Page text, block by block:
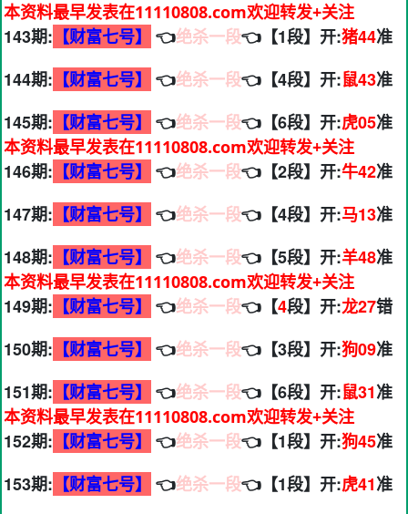
本资料最早发表在11110808.com欢迎转发+关注
143期: 【财富七号】 👈绝杀一段👈【1段】开:猪44准
144期: 【财富七号】 👈绝杀一段👈【4段】开:鼠43准
145期: 【财富七号】 👈绝杀一段👈【6段】开:虎05准
本资料最早发表在11110808.com欢迎转发+关注
146期: 【财富七号】 👈绝杀一段👈【2段】开:牛42准
147期: 【财富七号】 👈绝杀一段👈【4段】开:马13准
148期: 【财富七号】 👈绝杀一段👈【5段】开:羊48准
本资料最早发表在11110808.com欢迎转发+关注
149期: 【财富七号】 👈绝杀一段👈【4段】开:龙27错
150期: 【财富七号】 👈绝杀一段👈【3段】开:狗09准
151期: 【财富七号】 👈绝杀一段👈【6段】开:鼠31准
本资料最早发表在11110808.com欢迎转发+关注
152期: 【财富七号】 👈绝杀一段👈【1段】开:狗45准
153期: 【财富七号】 👈绝杀一段👈【1段】开:虎41准